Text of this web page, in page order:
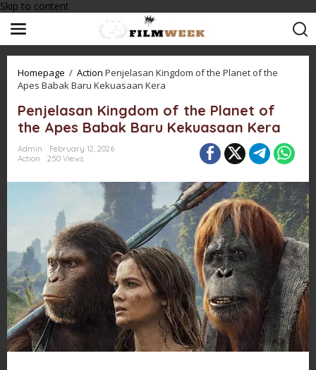
Skip to content
Homepage / Action Penjelasan Kingdom of the Planet of the
Apes Babak Baru Kekuasaan Kera
Penjelasan Kingdom of the Planet of
the Apes Babak Baru Kekuasaan Kera
Admin
February 12, 2026
Action
250 Views